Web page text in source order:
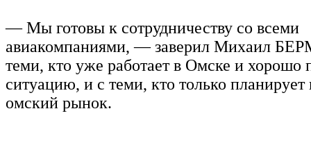
— Мы готовы к сотрудничеству со всеми
авиакомпаниями, — заверил Михаил
теми, кто уже работает в Омске и хорошо
ситуацию, и с теми, кто только
омский рынок.